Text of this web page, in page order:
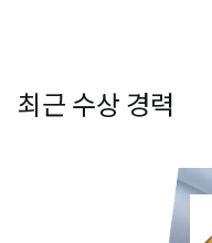
최근 수상 경력